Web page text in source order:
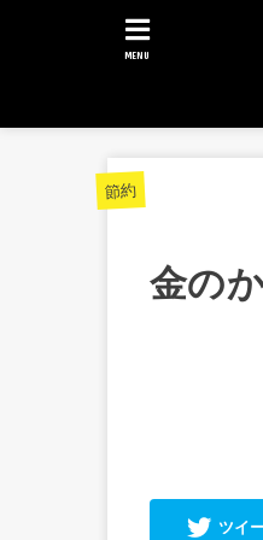
MENU
節約
金の
ツイ